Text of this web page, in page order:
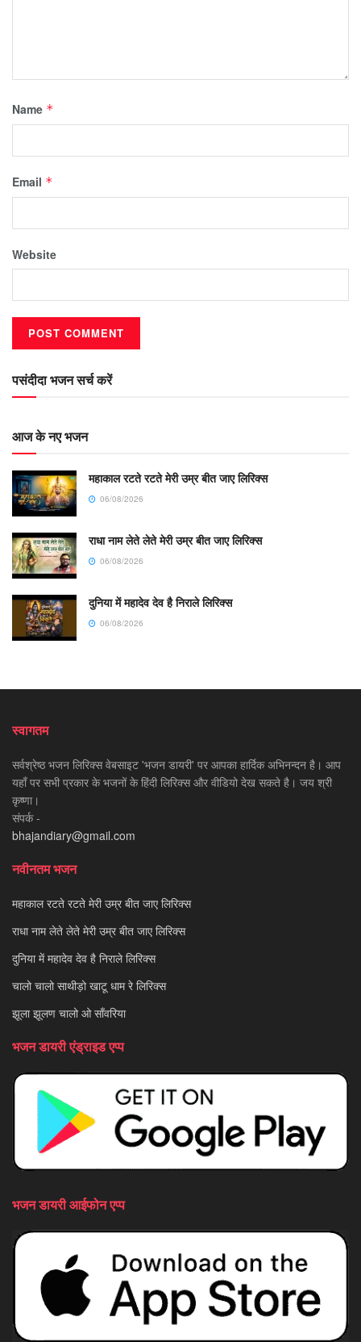
Name *
Email *
Website
पसंदीदा भजन सर्च करें
आज के नए भजन
महाकाल रटते रटते मेरी उम्र बीत जाए लिरिक्स
06/08/2026
राधा नाम लेते लेते मेरी उम्र बीत जाए लिरिक्स
06/08/2026
दुनिया में महादेव देव है निराले लिरिक्स
06/08/2026
स्वागतम
सर्वश्रेष्ठ भजन लिरिक्स वेबसाइट 'भजन डायरी' पर आपका हार्दिक अभिनन्दन है। आप
यहाँ पर सभी प्रकार के भजनों के हिंदी लिरिक्स और वीडियो देख सकते है। जय श्री
कृष्णा।
संपर्क -
bhajandiary@gmail.com
नवीनतम भजन
महाकाल रटते रटते मेरी उम्र बीत जाए लिरिक्स
राधा नाम लेते लेते मेरी उम्र बीत जाए लिरिक्स
दुनिया में महादेव देव है निराले लिरिक्स
चालो चालो साथीड़ो खाटू धाम रे लिरिक्स
झूला झूलण चालो ओ साँवरिया
भजन डायरी एंड्राइड एप्प
भजन डायरी आईफोन एप्प